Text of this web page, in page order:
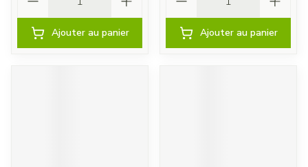
Ajouter au panier Ajouter au panier